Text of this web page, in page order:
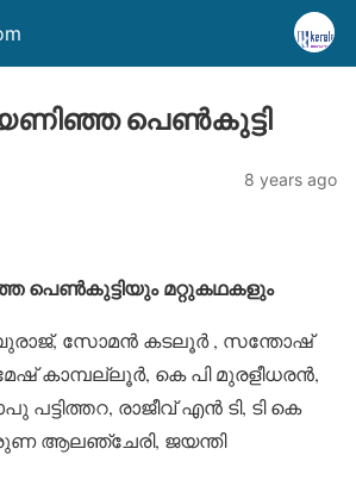
പെണ്‍കുട്ടി
8 years ago
പെണ്‍കുട്ടിയും മറ്റുകഥകളും
സോമന്‍ കടലൂര്‍ , സന്തോഷ്
കാമ്പല്ലൂര്‍, കെ പി മുരളീധരന്‍,
രാജീവ് എന്‍ ടി, ടി കെ
ആലഞ്ചേരി, ജയന്തി